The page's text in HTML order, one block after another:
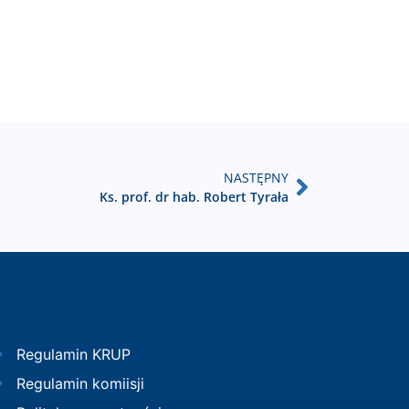
NASTĘPNY
Ks. prof. dr hab. Robert Tyrała
Regulamin KRUP
Regulamin komiisji